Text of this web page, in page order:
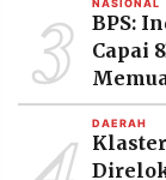
3 NASIONAL
BPS:
Capai
DAERAH